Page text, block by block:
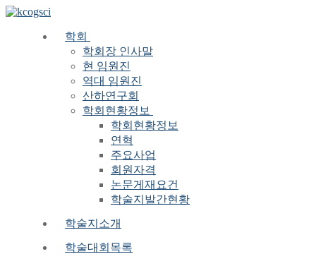
Skip
Menu
Close
학회
학회장 인사말
현 임원진
역대 임원진
산하연구회
학회현황정보
학회현황정보
연혁
주요사업
회원자격
논문게재요건
학술지발간현황
학술지소개
학술대회목록